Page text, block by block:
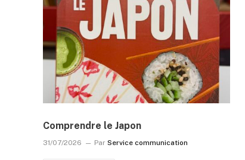
Comprendre le Japon
31/07/2026 Par Service communication